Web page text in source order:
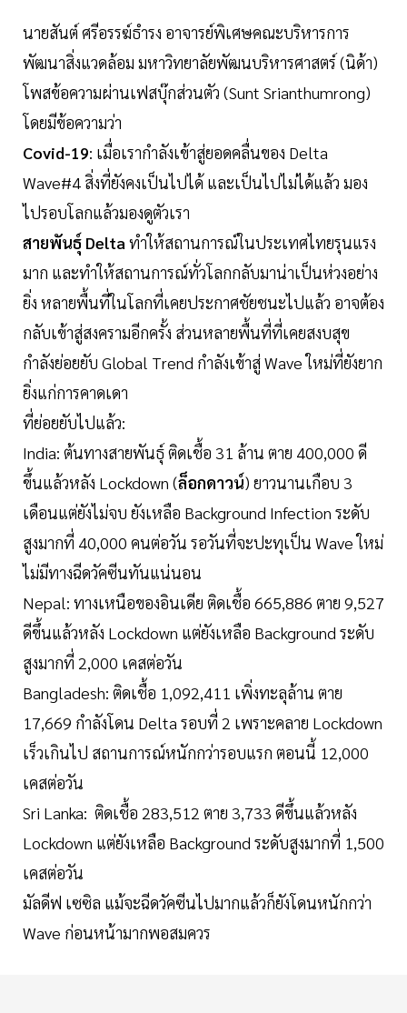
นายสันต์ ศรีอรรฆ์ธำรง อาจารย์พิเศษคณะบริหารการ
พัฒนาสิ่งแวดล้อม มหาวิทยาลัยพัฒนบริหารศาสตร์ (นิด้า)
โพสข้อความผ่านเฟสบุ๊กส่วนตัว (Sunt Srianthumrong)
โดยมีข้อความว่า
Covid-19: เมื่อเรากำลังเข้าสู่ยอดคลื่นของ Delta
Wave#4 สิ่งที่ยังคงเป็นไปได้ และเป็นไปไม่ได้แล้ว มอง
ไปรอบโลกแล้วมองดูตัวเรา
สายพันธุ์ Delta ทำให้สถานการณ์ในประเทศไทยรุนแรง
มาก และทำให้สถานการณ์ทั่วโลกกลับมาน่าเป็นห่วงอย่าง
ยิ่ง หลายพื้นที่ในโลกที่เคยประกาศชัยชนะไปแล้ว อาจต้อง
กลับเข้าสู่สงครามอีกครั้ง ส่วนหลายพื้นที่ที่เคยสงบสุข
กำลังย่อยยับ Global Trend กำลังเข้าสู่ Wave ใหม่ที่ยังยาก
ยิ่งแก่การคาดเดา
ที่ย่อยยับไปแล้ว:
India: ต้นทางสายพันธุ์ ติดเชื้อ 31 ล้าน ตาย 400,000 ดี
ขึ้นแล้วหลัง Lockdown (ล็อกดาวน์) ยาวนานเกือบ 3
เดือนแต่ยังไม่จบ ยังเหลือ Background Infection ระดับ
สูงมากที่ 40,000 คนต่อวัน รอวันที่จะปะทุเป็น Wave ใหม่
ไม่มีทางฉีดวัคซีนทันแน่นอน
Nepal: ทางเหนือของอินเดีย ติดเชื้อ 665,886 ตาย 9,527
ดีขึ้นแล้วหลัง Lockdown แต่ยังเหลือ Background ระดับ
สูงมากที่ 2,000 เคสต่อวัน
Bangladesh: ติดเชื้อ 1,092,411 เพิ่งทะลุล้าน ตาย
17,669 กำลังโดน Delta รอบที่ 2 เพราะคลาย Lockdown
เร็วเกินไป สถานการณ์หนักกว่ารอบแรก ตอนนี้ 12,000
เคสต่อวัน
Sri Lanka: ติดเชื้อ 283,512 ตาย 3,733 ดีขึ้นแล้วหลัง
Lockdown แต่ยังเหลือ Background ระดับสูงมากที่ 1,500
เคสต่อวัน
มัลดีฟ เซซิล แม้จะฉีดวัคซีนไปมากแล้วก็ยังโดนหนักกว่า
Wave ก่อนหน้ามากพอสมควร